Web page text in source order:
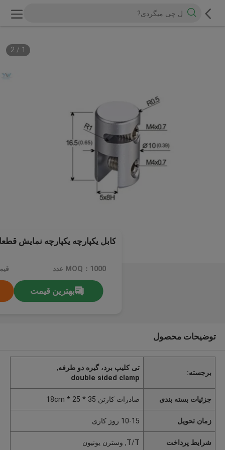
1
/
2
کابل یکپارچه یکپارچه نمایش
MOQ：1000 عدد
بهترین قیمت
توضیحات محصول
برجسته:
تی کلیپ برد، گیره دو طرفه,
double sided clamp
جزئیات بسته بندی صادرات کارتن 35 * 25 * 18cm
زمان تحویل 10-15 روز کاری
شرایط پرداخت T/T, وسترن یونیون